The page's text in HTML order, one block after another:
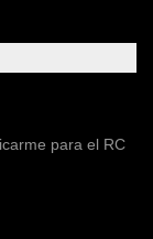
para el RC